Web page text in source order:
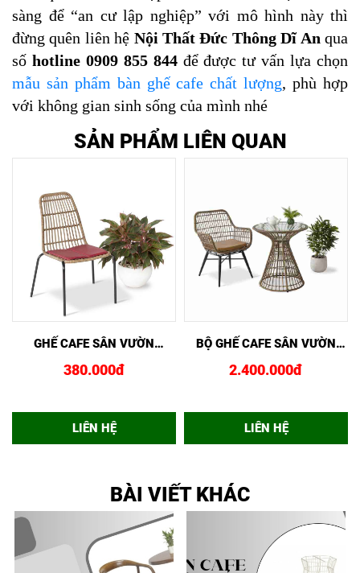
sàng để “an cư lập nghiệp” với mô hình này thì
đừng quên liên hệ Nội Thất Đức Thông Dĩ An qua
số hotline 0909 855 844
mẫu sản phẩm bàn ghế cafe chất lượng, phù hợp
với không gian sinh sống của mình nhé
SẢN PHẨM LIÊN QUAN
XEM NHANH MUA NGAY
GHẾ CAFE SÂN VƯỜN
GD01VANG
380.000đ
LIÊN HỆ
XEM NHANH MUA NGAY
BỘ GHẾ CAFE SÂN VƯỜN
BGD023VANG
2.400.000đ
LIÊN HỆ
BÀI VIẾT KHÁC